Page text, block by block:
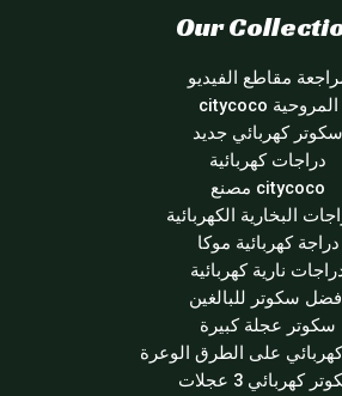
Our
مقاطع الفيديو
المروحية citycoco
سكوتر كهربائي جديد
دراجات كهربائية
citycoco مصنع
البخارية الكهربائية
دراجة كهربائية موكا
نارية كهربائية
أفضل سكوتر للبالغين
سكوتر عجلة كبيرة
على الطرق الوعرة
كهربائي 3 عجلات